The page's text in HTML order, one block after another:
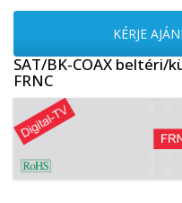
KÉRJE
SAT/BK-COAX beltéri/
FRNC